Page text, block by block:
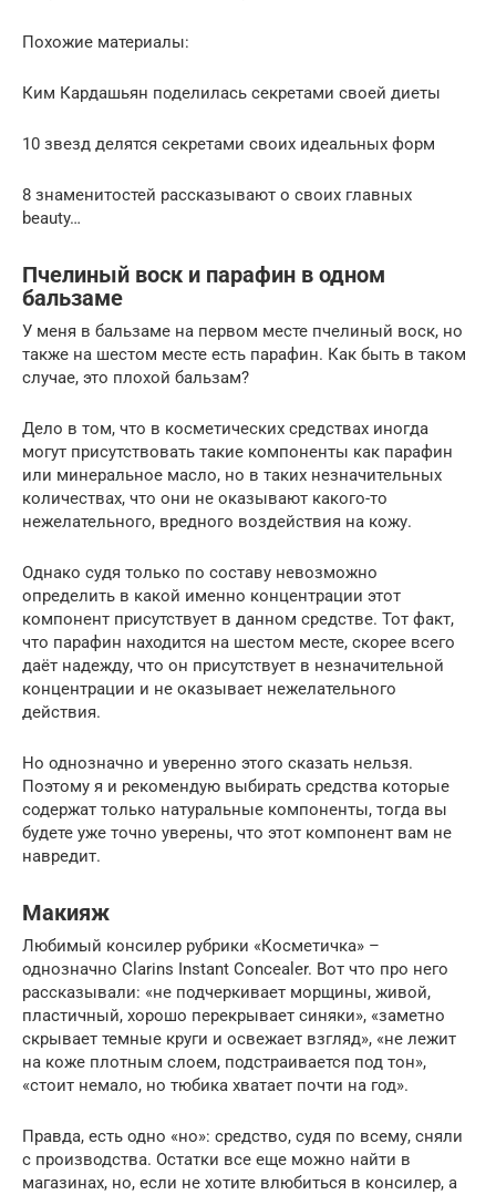
Похожие материалы:
Ким Кардашьян поделилась секретами своей диеты
10 звезд делятся секретами своих идеальных форм
8 знаменитостей рассказывают о своих главных
beauty…
Пчелиный воск и парафин в одном
бальзаме
У меня в бальзаме на первом месте пчелиный воск, но
также на шестом месте есть парафин. Как быть в таком
случае, это плохой бальзам?
Дело в том, что в косметических средствах иногда
могут присутствовать такие компоненты как парафин
или минеральное масло, но в таких незначительных
количествах, что они не оказывают какого-то
нежелательного, вредного воздействия на кожу.
Однако судя только по составу невозможно
определить в какой именно концентрации этот
компонент присутствует в данном средстве. Тот факт,
что парафин находится на шестом месте, скорее всего
даёт надежду, что он присутствует в незначительной
концентрации и не оказывает нежелательного
действия.
Но однозначно и уверенно этого сказать нельзя.
Поэтому я и рекомендую выбирать средства которые
содержат только натуральные компоненты, тогда вы
будете уже точно уверены, что этот компонент вам не
навредит.
Макияж
Любимый консилер рубрики «Косметичка» –
однозначно Clarins Instant Concealer. Вот что про него
рассказывали: «не подчеркивает морщины, живой,
пластичный, хорошо перекрывает синяки», «заметно
скрывает темные круги и освежает взгляд», «не лежит
на коже плотным слоем, подстраивается под тон»,
«стоит немало, но тюбика хватает почти на год».
Правда, есть одно «но»: средство, судя по всему, сняли
с производства. Остатки все еще можно найти в
магазинах, но, если не хотите влюбиться в консилер, а